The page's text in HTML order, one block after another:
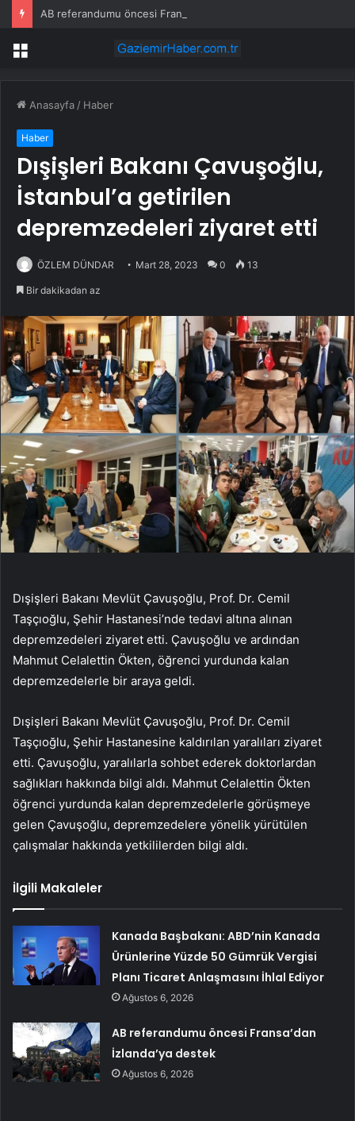
AB referandumu öncesi Fransa’dan İzlanda’ya destek
Menü
Anasayfa / Haber
Haber
Dışişleri Bakanı Çavuşoğlu,
İstanbul’a getirilen
depremzedeleri ziyaret etti
ÖZLEM DÜNDAR Mart 28, 2023 0 13
Bir dakikadan az
Dışişleri Bakanı Mevlüt Çavuşoğlu, Prof. Dr. Cemil
Taşçıoğlu, Şehir Hastanesi’nde tedavi altına alınan
depremzedeleri ziyaret etti. Çavuşoğlu ve ardından
Mahmut Celalettin Ökten, öğrenci yurdunda kalan
depremzedelerle bir araya geldi.
Dışişleri Bakanı Mevlüt Çavuşoğlu, Prof. Dr. Cemil
Taşçıoğlu, Şehir Hastanesine kaldırılan yaralıları ziyaret
etti. Çavuşoğlu, yaralılarla sohbet ederek doktorlardan
sağlıkları hakkında bilgi aldı. Mahmut Celalettin Ökten
öğrenci yurdunda kalan depremzedelerle görüşmeye
gelen Çavuşoğlu, depremzedelere yönelik yürütülen
çalışmalar hakkında yetkililerden bilgi aldı.
İlgili Makaleler
Kanada Başbakanı: ABD’nin Kanada
Ürünlerine Yüzde 50 Gümrük Vergisi
Planı Ticaret Anlaşmasını İhlal Ediyor
Ağustos 6, 2026
AB referandumu öncesi Fransa’dan
İzlanda’ya destek
Ağustos 6, 2026